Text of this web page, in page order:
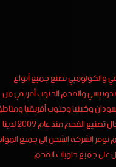
والكولومبي نصنع جميع أنواع
والفحم الجنوب أفريقي من
وكينيا وجنوب أفريقيا
الفحم في كولومبيا نعمل في مجال تصنيع الفحم منذ عام 2009 لدينا
الشركة الشحن الى جميع
على جميع حاويات الفحم